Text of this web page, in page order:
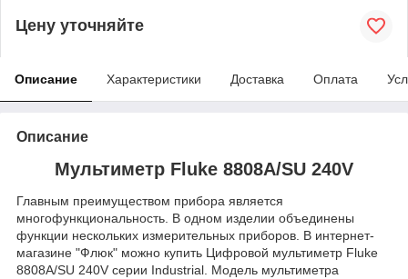
Цену уточняйте
Описание Характеристики Доставка Оплата
Описание
Мультиметр Fluke 8808A/SU 240V
Главным преимуществом прибора является
многофункциональность. В одном изделии объединены
функции нескольких измерительных приборов. В интернет-
магазине "Флюк" можно купить Цифровой мультиметр Fluke
8808A/SU 240V серии Industrial. Модель мультиметра